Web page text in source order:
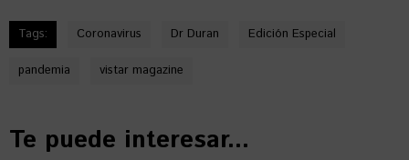
Tags: Coronavirus Dr Duran Edición Especial
pandemia vistar magazine
Te puede interesar...